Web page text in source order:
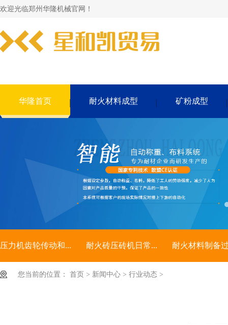
欢迎光临郑州华隆机械官网！
华隆首页 耐火材料成型 矿粉成型
压力机齿轮传动和... 耐火砖压砖机日常... 耐火材料制备
您当前的位置： 首页 > 新闻中心 > 行业动态 >